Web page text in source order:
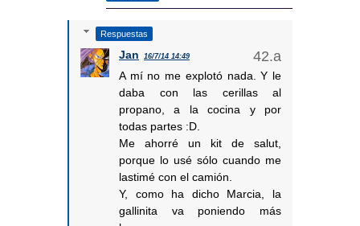
Respuestas
Jan 16/7/14 14:49
A mí no me explotó nada. Y le
daba con las cerillas al
propano, a la cocina y por
todas partes :D.
Me ahorré un kit de salut,
porque lo usé sólo cuando me
lastimé con el camión.
Y, como ha dicho Marcia, la
gallinita va poniendo más